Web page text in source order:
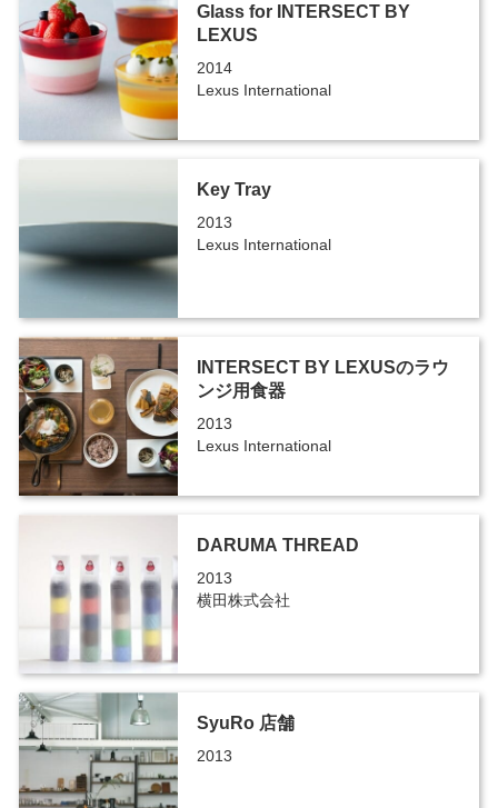
Glass for INTERSECT BY
LEXUS
2014
Lexus International
Key Tray
2013
Lexus International
INTERSECT BY LEXUSのラウ
ンジ用食器
2013
Lexus International
DARUMA THREAD
2013
横田株式会社
SyuRo 店舗
2013